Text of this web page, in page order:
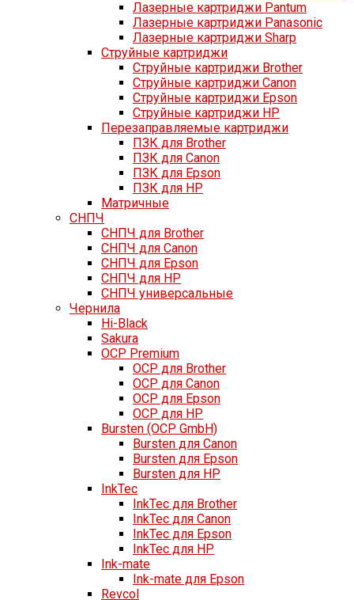
Лазерные картриджи Pantum
Лазерные картриджи Panasonic
Лазерные картриджи Sharp
Струйные картриджи
Струйные картриджи Brother
Струйные картриджи Canon
Струйные картриджи Epson
Струйные картриджи HP
Перезаправляемые картриджи
ПЗК для Brother
ПЗК для Canon
ПЗК для Epson
ПЗК для HP
Матричные
СНПЧ
СНПЧ для Brother
СНПЧ для Canon
СНПЧ для Epson
СНПЧ для HP
СНПЧ универсальные
Чернила
Hi-Black
Sakura
OCP Premium
OCP для Brother
OCP для Canon
OCP для Epson
OCP для HP
Bursten (OCP GmbH)
Bursten для Canon
Bursten для Epson
Bursten для HP
InkTec
InkTec для Brother
InkTec для Canon
InkTec для Epson
InkTec для HP
Ink-mate
Ink-mate для Epson
Revcol